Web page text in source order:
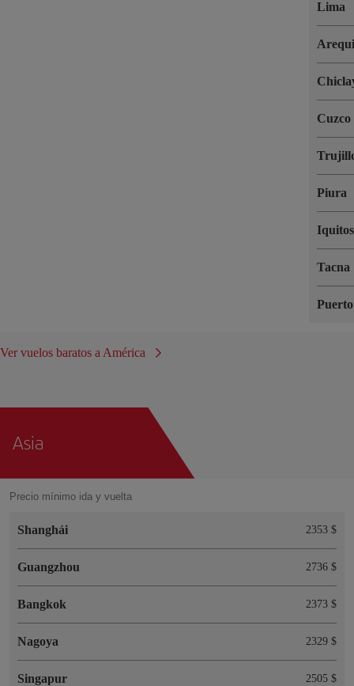
Lima
Cuzco
Piura
Iquitos
Tacna
Ver vuelos baratos a América
Asia
Precio mínimo ida y vuelta
Shanghái 2353 $
Guangzhou 2736 $
Bangkok 2373 $
Nagoya 2329 $
Singapur 2505 $